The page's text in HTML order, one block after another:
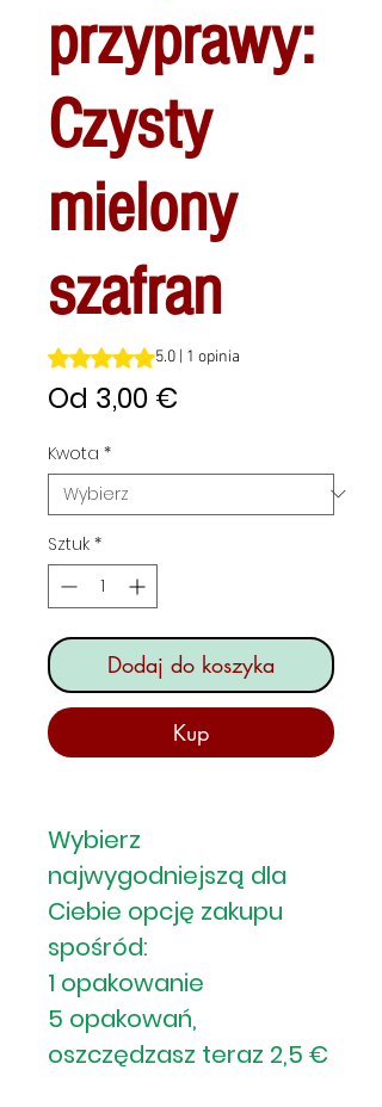
przyprawy:
Czysty
mielony
szafran
Ocena to 5.0 na pięć gwiazdek na
5.0 | 1 opinia
Od 3,00 €
Kwota *
Sztuk *
Dodaj do koszyka
Kup
Wybierz
najwygodniejszą dla
Ciebie opcję zakupu
spośród:
1 opakowanie
5 opakowań,
oszczędzasz teraz 2,5 €